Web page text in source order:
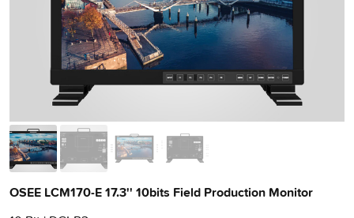
OSEE LCM170-E 17.3'' 10bits Field Production Monitor